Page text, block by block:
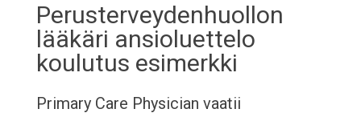
Perusterveydenhuollon
lääkäri ansioluettelo
koulutus esimerkki
Primary Care Physician vaatii